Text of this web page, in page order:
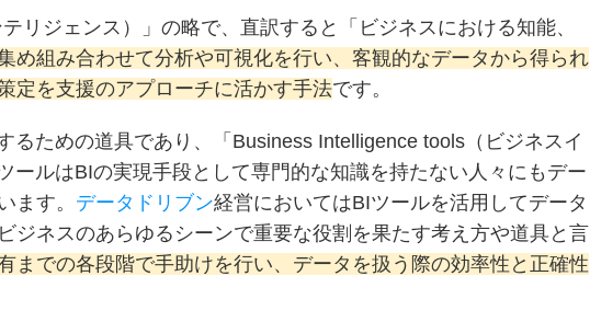
リジェンス）」の略で、直訳すると「ビジネスにおける知能、
め組み合わせて分析や可視化を行い、客観的なデータから得られ
定を支援のアプローチに活かす手法です。
るための道具であり、「Business Intelligence tools（ビジネスイ
ールはBIの実現手段として専門的な知識を持たない人々にもデー
ます。 データドリブン経営においてはBIツールを活用してデータ
ジネスのあらゆるシーンで重要な役割を果たす考え方や道具と言
までの各段階で手助けを行い、データを扱う際の効率性と正確性